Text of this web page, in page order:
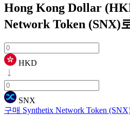
Hong Kong Dollar
Network Token (SNX)
HKD
SNX
구매 Synthetix Network Token